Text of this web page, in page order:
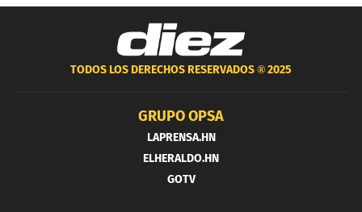
TODOS LOS DERECHOS RESERVADOS ®2025
GRUPO OPSA
LAPRENSA.HN
ELHERALDO.HN
GOTV